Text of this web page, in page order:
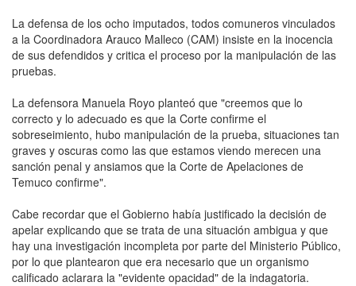
La defensa de los ocho imputados, todos comuneros vinculados
a la Coordinadora Arauco Malleco (CAM) insiste en la inocencia
de sus defendidos y critica el proceso por la manipulación de las
pruebas.
La defensora Manuela Royo planteó que "creemos que lo
correcto y lo adecuado es que la Corte confirme el
sobreseimiento, hubo manipulación de la prueba, situaciones tan
graves y oscuras como las que estamos viendo merecen una
sanción penal y ansiamos que la Corte de Apelaciones de
Temuco confirme".
Cabe recordar que el Gobierno había justificado la decisión de
apelar explicando que se trata de una situación ambigua y que
hay una investigación incompleta por parte del Ministerio Público,
por lo que plantearon que era necesario que un organismo
calificado aclarara la "evidente opacidad" de la indagatoria.